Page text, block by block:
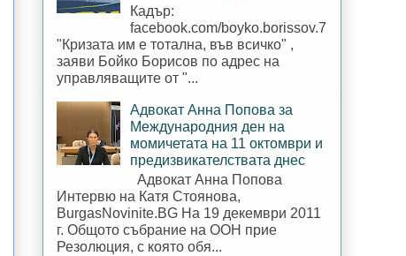
Кадър:
facebook.com/boyko.borissov.7
"Кризата им е тотална, във всичко" ,
заяви Бойко Борисов по адрес на
управляващите от "...
Адвокат Анна Попова за
Международния ден на
момичетата на 11 октомври и
предизвикателствата днес
Адвокат Анна Попова
Интервю на Катя Стоянова,
BurgasNovinite.BG На 19 декември 2011
г. Общото събрание на ООН прие
Резолюция, с която обя...